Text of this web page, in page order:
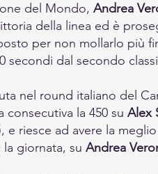
del Mondo, Andrea
della linea ed è
per non mollarlo più
secondi dal secondo
nel round italiano del
la 450 su Alex
e riesce ad avere la
giornata, su Andrea